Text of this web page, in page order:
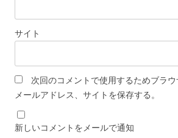
サイト
次回のコメントで使用するためブラウ
メールアドレス、サイトを保存する。
新しいコメントをメールで通知